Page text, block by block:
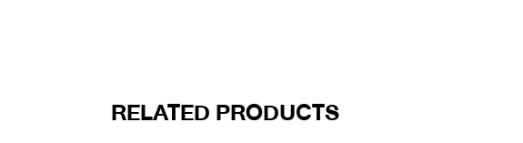
RELATED PRODUCTS